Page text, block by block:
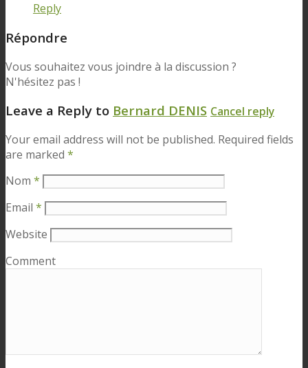
Reply
Répondre
Vous souhaitez vous joindre à la discussion ?
N'hésitez pas !
Leave a Reply to Bernard DENIS Cancel reply
Your email address will not be published. Required fields
are marked *
Nom *
Email *
Website
Comment